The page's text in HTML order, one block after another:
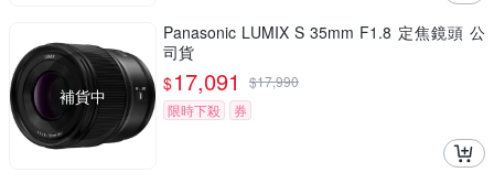
補貨中
Panasonic LUMIX S 35mm F1.8 定焦鏡頭 公
司貨
$17,091 $17,990
限時下殺
券